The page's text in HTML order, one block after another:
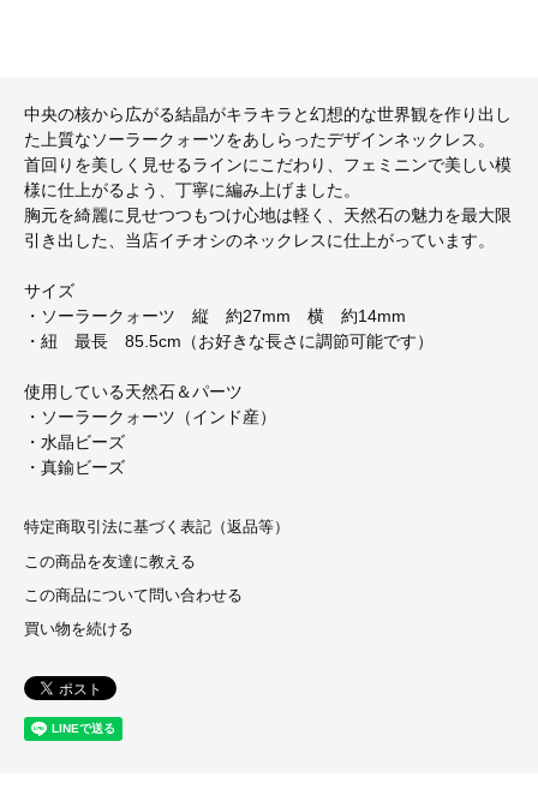
中央の核から広がる結晶がキラキラと幻想的な世界観を作り出し
た上質なソーラークォーツをあしらったデザインネックレス。
首回りを美しく見せるラインにこだわり、フェミニンで美しい模
様に仕上がるよう、丁寧に編み上げました。
胸元を綺麗に見せつつもつけ心地は軽く、天然石の魅力を最大限
引き出した、当店イチオシのネックレスに仕上がっています。
サイズ
・ソーラークォーツ 縦 約27mm 横 約14mm
・紐 最長 85.5cm（お好きな長さに調節可能です）
使用している天然石＆パーツ
・ソーラークォーツ（インド産）
・水晶ビーズ
・真鍮ビーズ
特定商取引法に基づく表記（返品等）
この商品を友達に教える
この商品について問い合わせる
買い物を続ける